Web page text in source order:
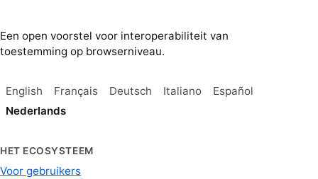
Een open voorstel voor interoperabiliteit van
toestemming op browserniveau.
English Français Deutsch Italiano
Español
Nederlands
HET ECOSYSTEEM
Voor gebruikers